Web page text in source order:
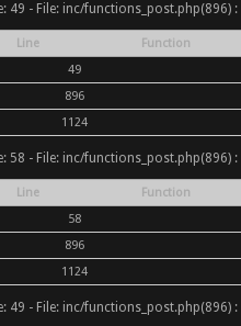
- File: inc/functions_post.php(896) :
Line
Function
49
896
1124
- File: inc/functions_post.php(896) :
Line
Function
58
896
1124
- File: inc/functions_post.php(896) :